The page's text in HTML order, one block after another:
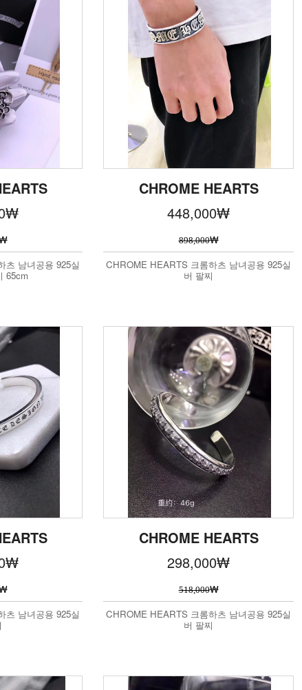
₩
츠 남녀공용 925실
65cm
CHROME HEARTS
448,000₩
898,000₩
CHROME HEARTS 크롬하츠 남녀공용 925실
버 팔찌
₩
츠 남녀공용 925실
CHROME HEARTS
298,000₩
518,000₩
CHROME HEARTS 크롬하츠 남녀공용 925실
버 팔찌